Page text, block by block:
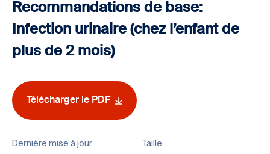
Recommandations de base:
Infection urinaire (chez l’enfant de
plus de 2 mois)
Télécharger le PDF
Dernière mise à jour Taille